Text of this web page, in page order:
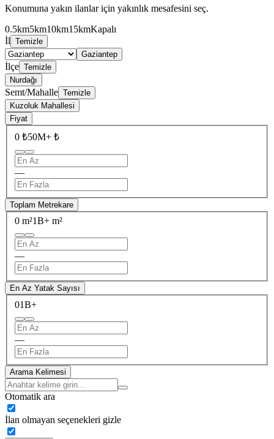
Konumuna yakın ilanlar için yakınlık mesafesini seç.
0.5km5km10km15kmKapalı
İl Temizle
Gaziantep
İlçe Temizle
Nurdağı
Semt/Mahalle Temizle
Kuzoluk Mahallesi
Fiyat
0 ₺50M+ ₺
—
Toplam Metrekare
0 m²1B+ m²
—
En Az Yatak Sayısı
01B+
—
Arama Kelimesi
Otomatik ara
İlan olmayan seçenekleri gizle